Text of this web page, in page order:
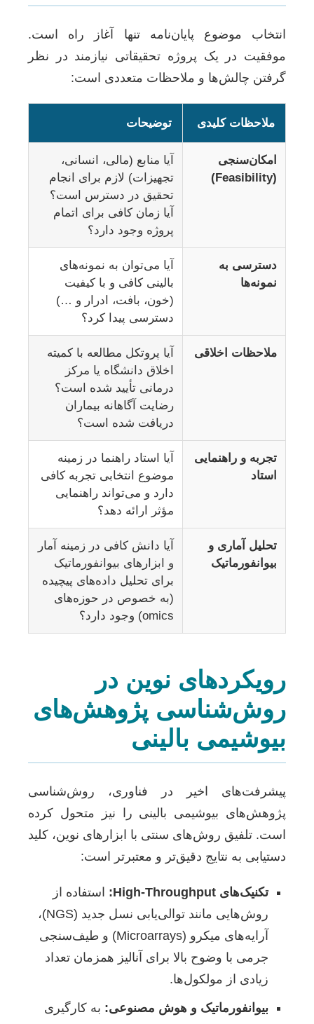
انتخاب موضوع پایان‌نامه تنها آغاز راه است.
موفقیت در یک پروژه تحقیقاتی نیازمند در نظر
گرفتن چالش‌ها و ملاحظات متعددی است:
ملاحظات کلیدی توضیحات
امکان‌سنجی
(Feasibility)
آیا منابع (مالی، انسانی،
تجهیزات) لازم برای انجام
تحقیق در دسترس است؟
آیا زمان کافی برای اتمام
پروژه وجود دارد؟
دسترسی به
نمونه‌ها
آیا می‌توان به نمونه‌های
بالینی کافی و با کیفیت
(خون، بافت، ادرار و …)
دسترسی پیدا کرد؟
ملاحظات اخلاقی
آیا پروتکل مطالعه با کمیته
اخلاق دانشگاه یا مرکز
درمانی تأیید شده است؟
رضایت آگاهانه بیماران
دریافت شده است؟
تجربه و راهنمایی
استاد
آیا استاد راهنما در زمینه
موضوع انتخابی تجربه کافی
دارد و می‌تواند راهنمایی
مؤثر ارائه دهد؟
تحلیل آماری و
بیوانفورماتیک
آیا دانش کافی در زمینه آمار
و ابزارهای بیوانفورماتیک
برای تحلیل داده‌های پیچیده
(به خصوص در حوزه‌های
omics) وجود دارد؟
رویکردهای نوین در
روش‌شناسی پژوهش‌های
بیوشیمی بالینی
پیشرفت‌های اخیر در فناوری، روش‌شناسی
پژوهش‌های بیوشیمی بالینی را نیز متحول کرده
است. تلفیق روش‌های سنتی با ابزارهای نوین، کلید
دستیابی به نتایج دقیق‌تر و معتبرتر است:
تکنیک‌های High-Throughput:
استفاده از
روش‌هایی مانند توالی‌یابی نسل جدید (NGS)،
آرایه‌های میکرو (Microarrays) و طیف‌سنجی
جرمی با وضوح بالا برای آنالیز همزمان تعداد
زیادی از مولکول‌ها.
بیوانفورماتیک و هوش مصنوعی: به کارگیری